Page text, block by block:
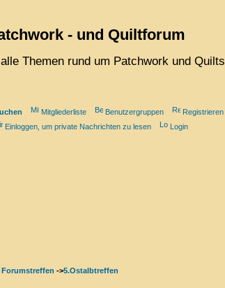
- und Quiltforum
Themen rund um Patchwork und Quilts
Mitgliederliste Benutzergruppen
Registrieren
Einloggen, um private Nachrichten zu lesen
Login
Forumstreffen ->5.Ostalbtreffen